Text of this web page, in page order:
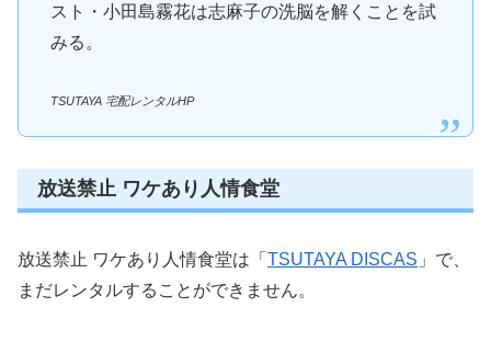
スト・小田島霧花は志麻子の洗脳を解くことを試
みる。
TSUTAYA 宅配レンタルHP
放送禁止 ワケあり人情食堂
放送禁止 ワケあり人情食堂は「 TSUTAYA DISCAS 」で、
まだレンタルすることができません。